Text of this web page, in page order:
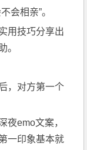
会相亲”。
用技巧分享出
。
，对方第一个
夜emo文案，
一印象基本就